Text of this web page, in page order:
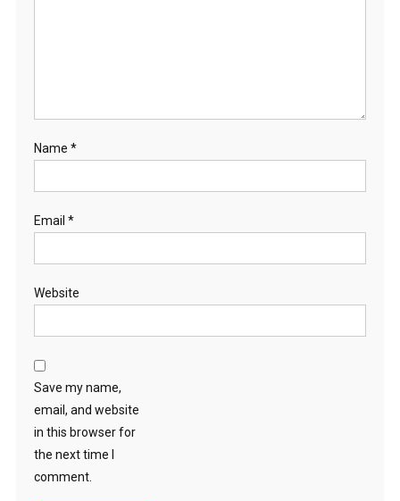
Name *
Email *
Website
Save my name,
email, and website
in this browser for
the next time I
comment.